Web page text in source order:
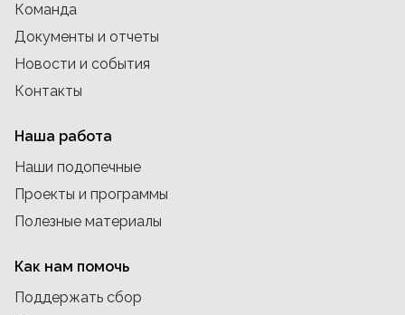
Команда
Документы и отчеты
Новости и события
Контакты
Наша работа
Наши подопечные
Проекты и программы
Полезные материалы
Как нам помочь
Поддержать сбор